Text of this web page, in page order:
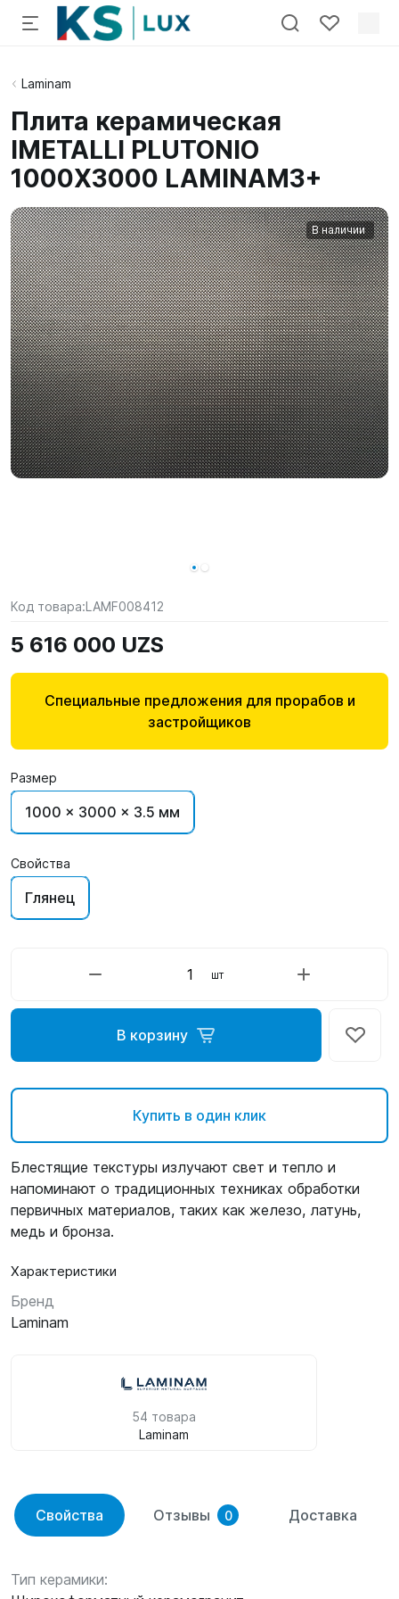
Laminam
Плита керамическая
IMETALLI PLUTONIO
1000X3000 LAMINAM3+
В наличии
Код товара:LAMF008412
5 616 000 UZS
Специальные предложения для прорабов и
застройщиков
Размер
1000 x 3000 x 3.5 мм
Свойства
Глянец
шт
В корзину
Купить в один клик
Блестящие текстуры излучают свет и тепло и
напоминают о традиционных техниках обработки
первичных материалов, таких как железо, латунь,
медь и бронза.
Характеристики
Бренд
Laminam
54 товара
Laminam
Свойства Отзывы 0 Доставка
Тип керамики: